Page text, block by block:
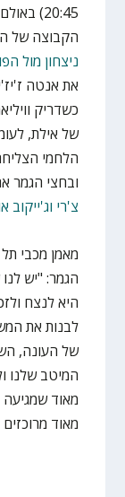
20:45)
הקבוצה של
ניצחון מול
את אנטה
כשדריק
של אילת,
הלחמי
ובחצי הגמר
צ'רי וג'ייקוב
מאמן מכבי
הגמר: "יש
היא לנצח
לבנות את
של העונה,
המיטב שלנו
מאוד שמגיעה
מאוד